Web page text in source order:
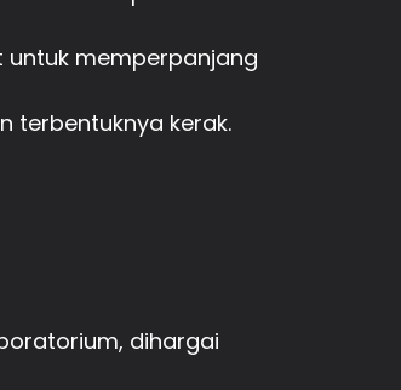
untuk memperpanjang
terbentuknya kerak.
dihargai